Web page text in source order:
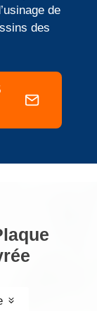
de
des